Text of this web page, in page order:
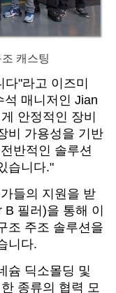
캐스팅
"라고 이즈미
석 매니저인 Jian
안정적인 장비
비 가용성을 기반
반적인 솔루션
습니다."
들의 지원을 받
필러)을 통해 이
조 주조 솔루션을
니다.
슘 딕소몰딩 및
종류의 협력 모